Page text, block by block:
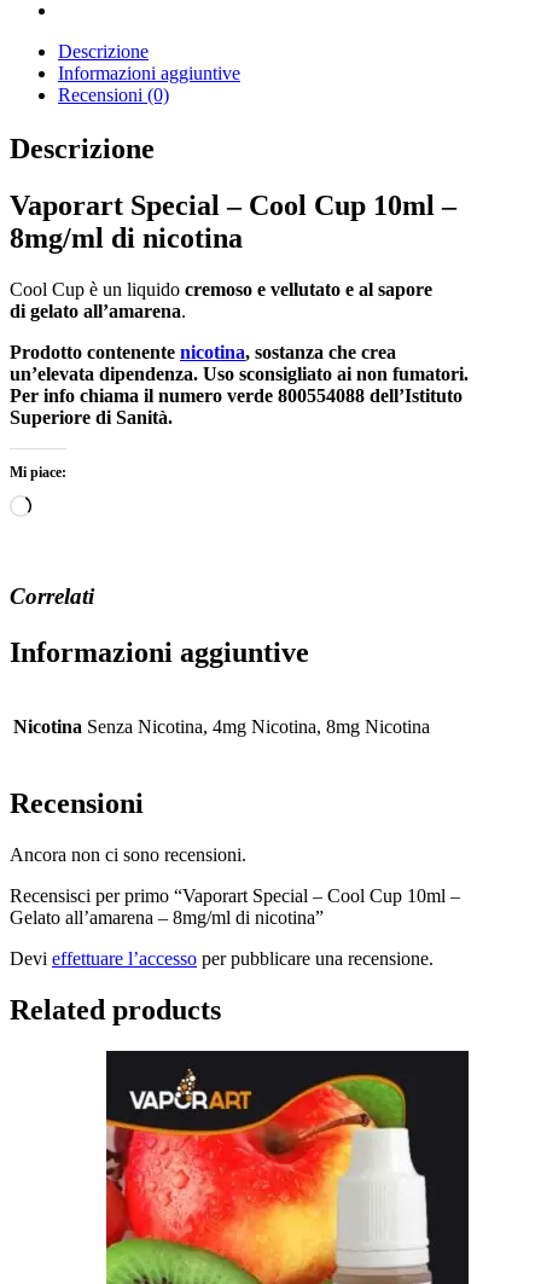
Descrizione
Informazioni aggiuntive
Recensioni (0)
Descrizione
Vaporart Special – Cool Cup 10ml –
8mg/ml di nicotina
Cool Cup è un liquido cremoso e vellutato e al sapore
di gelato all’amarena.
Prodotto contenente nicotina, sostanza che crea
un’elevata dipendenza. Uso sconsigliato ai non fumatori.
Per info chiama il numero verde 800554088 dell’Istituto
Superiore di Sanità.
Mi piace:
Caricamento
Correlati
Informazioni aggiuntive
Nicotina Senza Nicotina, 4mg Nicotina, 8mg Nicotina
Recensioni
Ancora non ci sono recensioni.
Recensisci per primo “Vaporart Special – Cool Cup 10ml –
Gelato all’amarena – 8mg/ml di nicotina”
Devi effettuare l’accesso per pubblicare una recensione.
Related products